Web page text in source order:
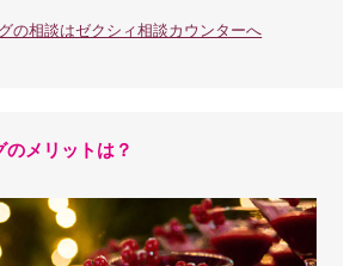
の相談はゼクシィ相談カウンターへ
メリットは？